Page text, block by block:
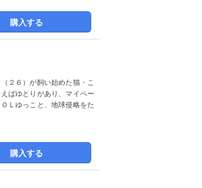
購入する
２６）が飼い始めた猫・こ
ばゆとりがあり、マイペー
Ｌゆっこと、地球侵略をた
購入する